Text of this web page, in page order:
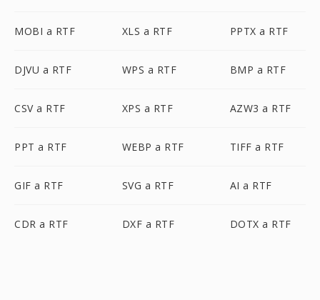
MOBI a RTF XLS a RTF PPTX a RTF
DJVU a RTF WPS a RTF BMP a RTF
CSV a RTF XPS a RTF AZW3 a RTF
PPT a RTF WEBP a RTF TIFF a RTF
GIF a RTF SVG a RTF AI a RTF
CDR a RTF DXF a RTF DOTX a RTF